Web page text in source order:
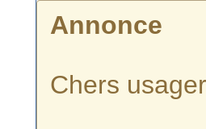
Annonce
Chers